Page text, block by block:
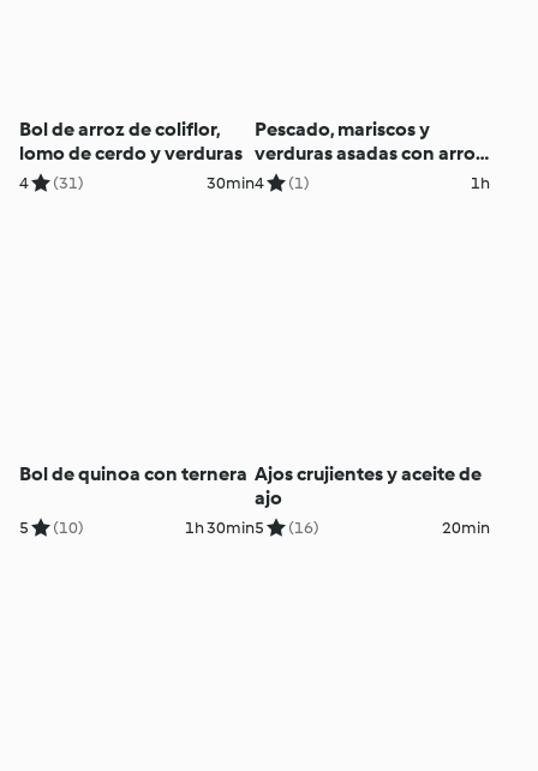
Bol de arroz de coliflor,
lomo de cerdo y verduras
4 (31) 30min
Pescado, mariscos y
verduras asadas con arroz
integral
4 (1) 1h
Bol de quinoa con ternera
5 (10) 1h 30min
Ajos crujientes y aceite de
ajo
5 (16) 20min